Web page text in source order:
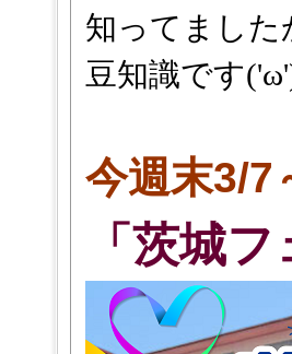
知ってました
豆知識です
今週末3/7
「茨城